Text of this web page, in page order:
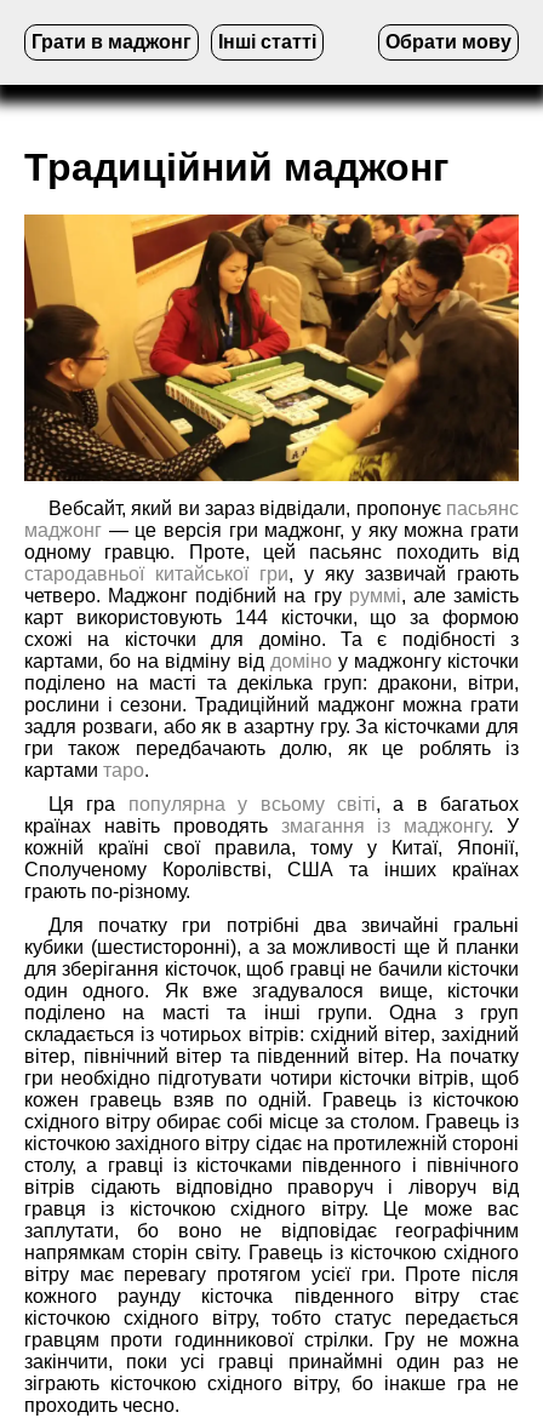
Грати в маджонг Інші статті Обрати мову
Традиційний маджонг
Вебсайт, який ви зараз відвідали, пропонує пасьянс
маджонг — це версія гри маджонг, у яку можна грати
одному гравцю. Проте, цей пасьянс походить від
стародавньої китайської гри, у яку зазвичай грають
четверо. Маджонг подібний на гру руммі, але замість
карт використовують 144 кісточки, що за формою
схожі на кісточки для доміно. Та є подібності з
картами, бо на відміну від доміноу маджонгу кісточки
поділено на масті та декілька груп: дракони, вітри,
рослини і сезони. Традиційний маджонг можна грати
задля розваги, або як в азартну гру. За кісточками для
гри також передбачають долю, як це роблять із
картами таро.
Ця гра популярна у всьому світі, а в багатьох
країнах навіть проводять змагання із маджонгу. У
кожній країні свої правила, тому у Китаї, Японії,
Сполученому Королівстві, США та інших країнах
грають по-різному.
Для початку гри потрібні два звичайні гральні
кубики (шестисторонні), а за можливості ще й планки
для зберігання кісточок, щоб гравці не бачили кісточки
один одного. Як вже згадувалося вище, кісточки
поділено на масті та інші групи. Одна з груп
складається із чотирьох вітрів: східний вітер, західний
вітер, північний вітер та південний вітер. На початку
гри необхідно підготувати чотири кісточки вітрів, щоб
кожен гравець взяв по одній. Гравець із кісточкою
східного вітру обирає собі місце за столом. Гравець із
кісточкою західного вітру сідає на протилежній стороні
столу, а гравці із кісточками південного і північного
вітрів сідають відповідно праворуч і ліворуч від
гравця із кісточкою східного вітру. Це може вас
заплутати, бо воно не відповідає географічним
напрямкам сторін світу. Гравець із кісточкою східного
вітру має перевагу протягом усієї гри. Проте після
кожного раунду кісточка південного вітру стає
кісточкою східного вітру, тобто статус передається
гравцям проти годинникової стрілки. Гру не можна
закінчити, поки усі гравці принаймні один раз не
зіграють кісточкою східного вітру, бо інакше гра не
проходить чесно.